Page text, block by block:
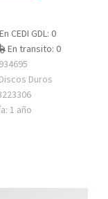
En CEDI GDL: 0
En transito: 0
Duros
1 año